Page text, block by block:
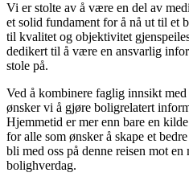
Vi er stolte av å være en del av
et solid fundament for å nå ut til et
til kvalitet og objektivitet
dedikert til å være en ansvarlig
stole på.
Ved å kombinere faglig innsikt
ønsker vi å gjøre boligrelatert
Hjemmetid er mer enn bare en
for alle som ønsker å skape et
bli med oss på denne reisen mot
bolighverdag.